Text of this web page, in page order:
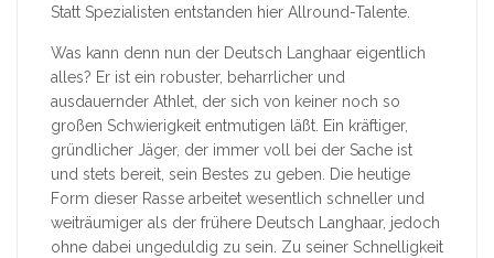
Statt Spezialisten entstanden hier Allround-Talente.
Was kann denn nun der Deutsch Langhaar eigentlich
alles? Er ist ein robuster, beharrlicher und
ausdauernder Athlet, der sich von keiner noch so
großen Schwierigkeit entmutigen läßt. Ein kräftiger,
gründlicher Jäger, der immer voll bei der Sache ist
und stets bereit, sein Bestes zu geben. Die heutige
Form dieser Rasse arbeitet wesentlich schneller und
weiträumiger als der frühere Deutsch Langhaar, jedoch
ohne dabei ungeduldig zu sein. Zu seiner Schnelligkeit